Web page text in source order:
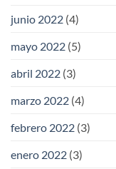
junio 2022 (4)
mayo 2022 (5)
abril 2022 (3)
marzo 2022 (4)
febrero 2022 (3)
enero 2022 (3)